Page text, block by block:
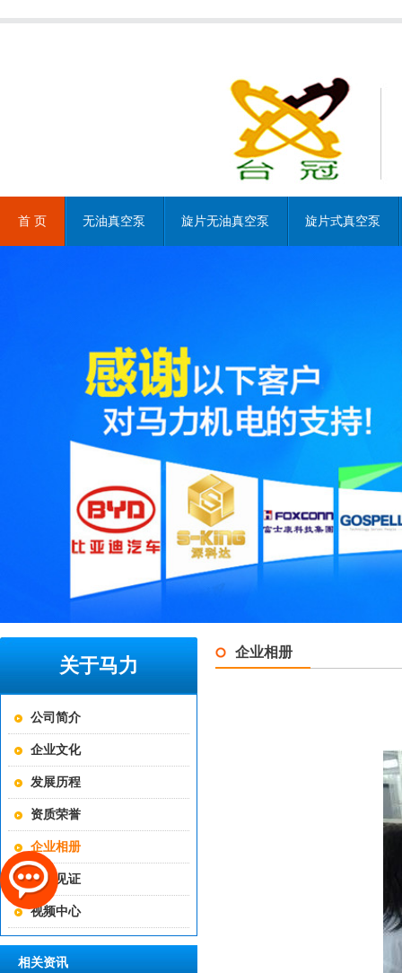
首 页 无油真空泵 旋片无油真空泵 旋片式真空泵
关于马力
公司简介
企业文化
发展历程
资质荣誉
企业相册
客户见证
视频中心
相关资讯
企业相册